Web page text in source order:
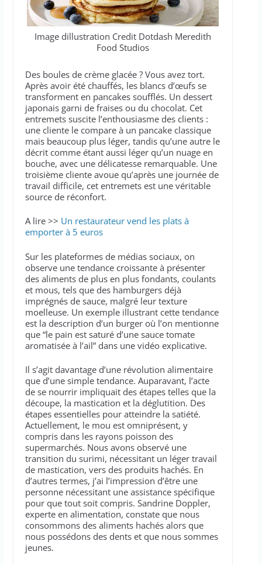
Image dillustration Credit Dotdash Meredith
Food Studios
Des boules de crème glacée ? Vous avez tort.
Après avoir été chauffés, les blancs d’œufs se
transforment en pancakes soufflés. Un dessert
japonais garni de fraises ou du chocolat. Cet
entremets suscite l’enthousiasme des clients :
une cliente le compare à un pancake classique
mais beaucoup plus léger, tandis qu’une autre le
décrit comme étant aussi léger qu’un nuage en
bouche, avec une délicatesse remarquable. Une
troisième cliente avoue qu’après une journée de
travail difficile, cet entremets est une véritable
source de réconfort.
A lire >> Un restaurateur vend les plats à
emporter à 5 euros
Sur les plateformes de médias sociaux, on
observe une tendance croissante à présenter
des aliments de plus en plus fondants, coulants
et mous, tels que des hamburgers déjà
imprégnés de sauce, malgré leur texture
moelleuse. Un exemple illustrant cette tendance
est la description d’un burger où l’on mentionne
que “le pain est saturé d’une sauce tomate
aromatisée à l’ail” dans une vidéo explicative.
Il s’agit davantage d’une révolution alimentaire
que d’une simple tendance. Auparavant, l’acte
de se nourrir impliquait des étapes telles que la
découpe, la mastication et la déglutition. Des
étapes essentielles pour atteindre la satiété.
Actuellement, le mou est omniprésent, y
compris dans les rayons poisson des
supermarchés. Nous avons observé une
transition du surimi, nécessitant un léger travail
de mastication, vers des produits hachés. En
d’autres termes, j’ai l’impression d’être une
personne nécessitant une assistance spécifique
pour que tout soit compris. Sandrine Doppler,
experte en alimentation, constate que nous
consommons des aliments hachés alors que
nous possédons des dents et que nous sommes
jeunes.